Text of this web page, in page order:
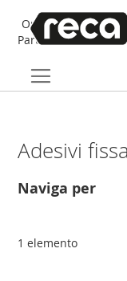
Online Shop
Partita IVA!
Adesivi
Naviga per
1 elemento